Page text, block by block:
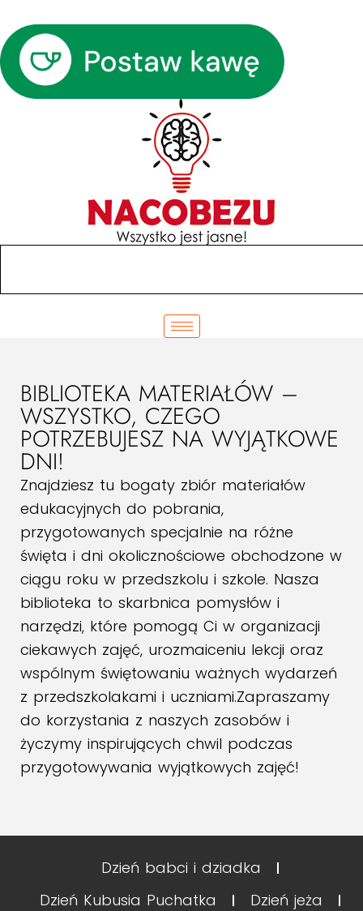
BIBLIOTEKA MATERIAŁÓW –
WSZYSTKO, CZEGO
POTRZEBUJESZ NA WYJĄTKOWE
DNI!
Znajdziesz tu bogaty zbiór materiałów
edukacyjnych do pobrania,
przygotowanych specjalnie na różne
święta i dni okolicznościowe obchodzone w
ciągu roku w przedszkolu i szkole. Nasza
biblioteka to skarbnica pomysłów i
narzędzi, które pomogą Ci w organizacji
ciekawych zajęć, urozmaiceniu lekcji oraz
wspólnym świętowaniu ważnych wydarzeń
z przedszkolakami i uczniami.Zapraszamy
do korzystania z naszych zasobów i
życzymy inspirujących chwil podczas
przygotowywania wyjątkowych zajęć!
Dzień babci i dziadka
Dzień Kubusia Puchatka
Dzień jeża